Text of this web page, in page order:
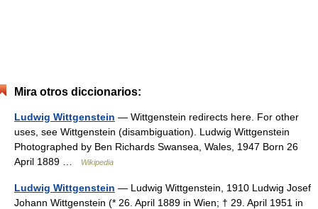
Mira otros diccionarios:
Ludwig Wittgenstein — Wittgenstein redirects here. For other
uses, see Wittgenstein (disambiguation). Ludwig Wittgenstein
Photographed by Ben Richards Swansea, Wales, 1947 Born 26
April 1889 …
Wikipedia
Ludwig Wittgenstein — Ludwig Wittgenstein, 1910 Ludwig Josef
Johann Wittgenstein (* 26. April 1889 in Wien; † 29. April 1951 in